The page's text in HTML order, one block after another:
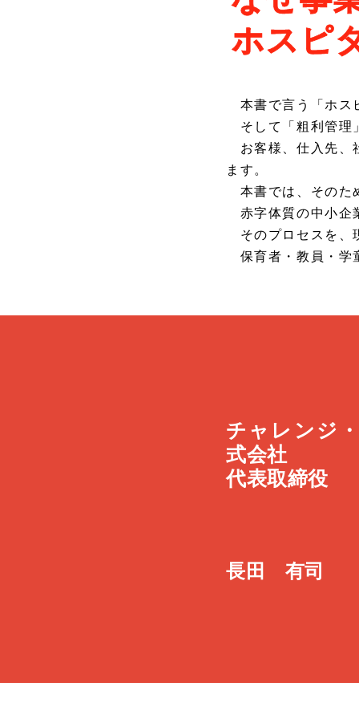
ホスピ
本書で言う「ホス
そして「粗利管理
お客様、仕入先、
ます。
本書では、そのた
赤字体質の中小企
そのプロセスを、
保育者・教員・学
チャレンジ
式会社
代表取締役
長田 有司